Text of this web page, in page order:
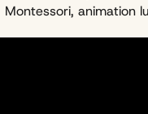
Montessori, animation